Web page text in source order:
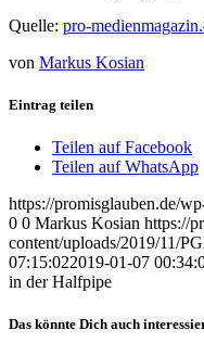
Quelle: pro-
von Markus Kosian
Eintrag teilen
Teilen auf Facebook
Teilen auf WhatsApp
https://promisglauben.de/
0 0 Markus Kosian https://
content/uploads/2019/11/
07:15:022019-01-07
in der Halfpipe
Das könnte Dich auch